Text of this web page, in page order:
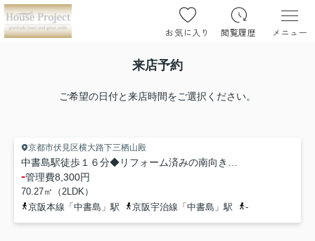
お気に入り 閲覧履歴 メニュー
来店予約
ご希望の日付と来店時間をご選択ください。
京都市伏見区横大路下三栖山殿
-管理費8,300円
70.27㎡（2LDK）
京阪本線「中書島」駅
京阪宇治線「中書島」駅 -